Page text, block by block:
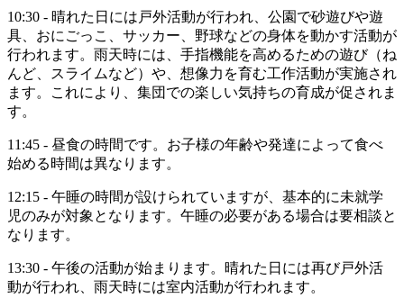
10:30 - 晴れた日には戸外活動が行われ、公園で砂遊びや遊
具、おにごっこ、サッカー、野球などの身体を動かす活動が
行われます。雨天時には、手指機能を高めるための遊び（ね
んど、スライムなど）や、想像力を育む工作活動が実施され
ます。これにより、集団での楽しい気持ちの育成が促されま
す。
11:45 - 昼食の時間です。お子様の年齢や発達によって食べ
始める時間は異なります。
12:15 - 午睡の時間が設けられていますが、基本的に未就学
児のみが対象となります。午睡の必要がある場合は要相談と
なります。
13:30 - 午後の活動が始まります。晴れた日には再び戸外活
動が行われ、雨天時には室内活動が行われます。